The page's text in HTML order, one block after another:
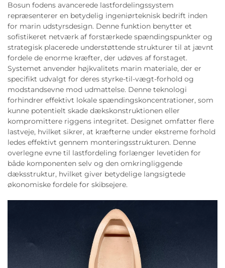
Bosun fodens avancerede lastfordelingssystem
repræsenterer en betydelig ingeniørteknisk bedrift inden
for marin udstyrsdesign. Denne funktion benytter et
sofistikeret netværk af forstærkede spændingspunkter og
strategisk placerede understøttende strukturer til at jævnt
fordele de enorme kræfter, der udøves af forstaget.
Systemet anvender højkvalitets marin materiale, der er
specifikt udvalgt for deres styrke-til-vægt-forhold og
modstandsevne mod udmattelse. Denne teknologi
forhindrer effektivt lokale spændingskoncentrationer, som
kunne potentielt skade dækskonstruktionen eller
kompromittere riggens integritet. Designet omfatter flere
lastveje, hvilket sikrer, at kræfterne under ekstreme forhold
ledes effektivt gennem monteringsstrukturen. Denne
overlegne evne til lastfordeling forlænger levetiden for
både komponenten selv og den omkringliggende
dæksstruktur, hvilket giver betydelige langsigtede
økonomiske fordele for skibsejere.